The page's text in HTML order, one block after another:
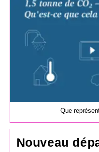
Que
Nouveau